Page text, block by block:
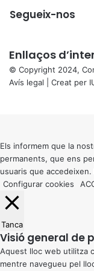
Segueix-nos
Enllaços
© Copyright 2024,
Avís legal | Creat per
button
Els informem que la
permanents, que ens
usuaris que
Configurar cookies
Tanca
Visió general de
Aquest lloc web utilitza
mentre navegueu pel